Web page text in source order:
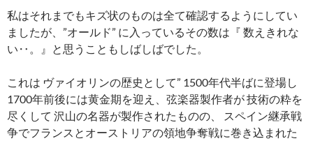
私はそれまでもキズ状のものは全て確認するようにしてい
ましたが、”オールド” に入っているその数は『 数えきれな
い‥。』と思うこともしばしばでした。
これは ヴァイオリンの歴史として” 1500年代半ばに登場し
1700年前後には黄金期を迎え、弦楽器製作者が 技術の粋を
尽くして 沢山の名器が製作されたものの、 スペイン継承戦
争でフランスとオーストリアの領地争奪戦に巻き込まれた